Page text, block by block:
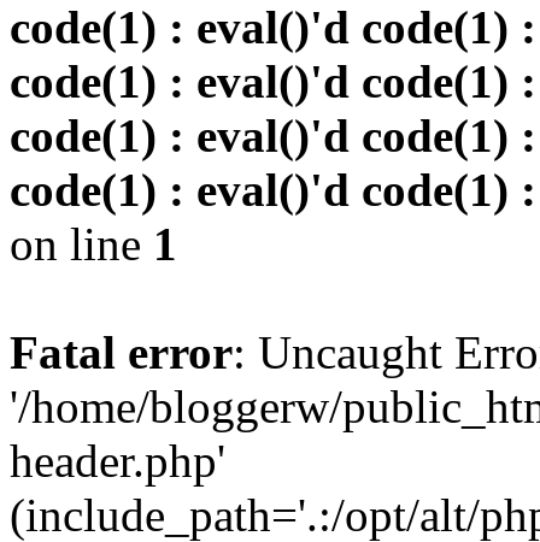
code(1) : eval()'d code(1)
code(1) : eval()'d code(1)
code(1) : eval()'d code(1)
code(1) : eval()'d code(1)
on line 1
Fatal error: Uncaught
'/home/bloggerw/
header.php'
(include_path='.:/opt/alt/